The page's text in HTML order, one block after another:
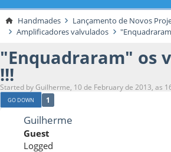
Handmades
Lançamento de Novos
Amplificadores valvulados
"Enquadraram" os
!!!
Started by Guilherme, 10 de February de 2013, as
GO DOWN 1
Guilherme
Guest
Logged